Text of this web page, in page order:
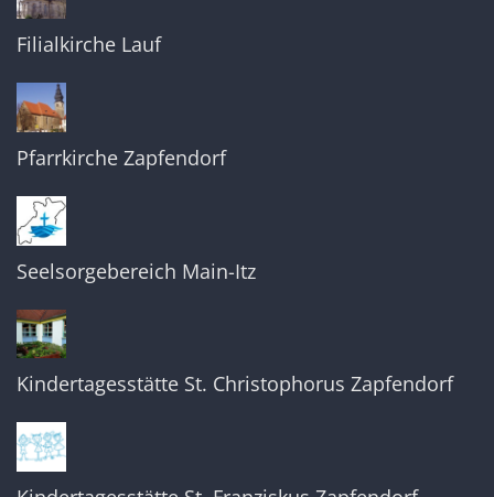
Filialkirche Lauf
Pfarrkirche Zapfendorf
Seelsorgebereich Main-Itz
Kindertagesstätte St. Christophorus Zapfendorf